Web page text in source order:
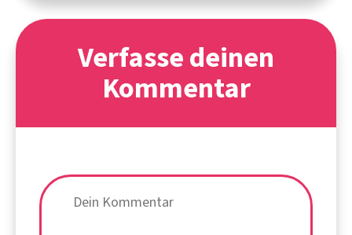
Verfasse deinen
Kommentar